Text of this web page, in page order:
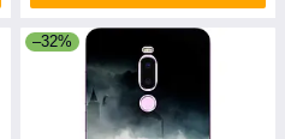
–32%